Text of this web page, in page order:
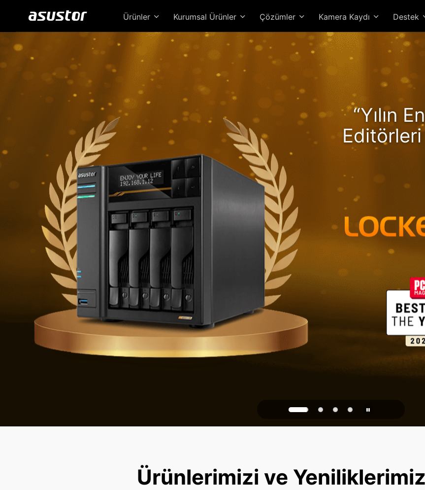
Ürünler Kurumsal Ürünler Çözümler Kamera Kaydı Destek
“Yılın
Lockerstor 24R Pro Gen2,
Gücüyle Artan Performans
Yüksek
Ev ve
PQC Ready
Geleceğin Kuantum Saldırılarına
Ürünlerimizi ve